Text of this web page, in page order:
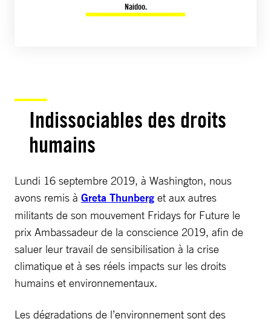
Naidoo.
Indissociables des droits
humains
Lundi 16 septembre 2019, à Washington, nous
avons remis à Greta Thunberg et aux autres
militants de son mouvement Fridays for Future le
prix Ambassadeur de la conscience 2019, afin de
saluer leur travail de sensibilisation à la crise
climatique et à ses réels impacts sur les droits
humains et environnementaux.
Les dégradations de l’environnement sont des